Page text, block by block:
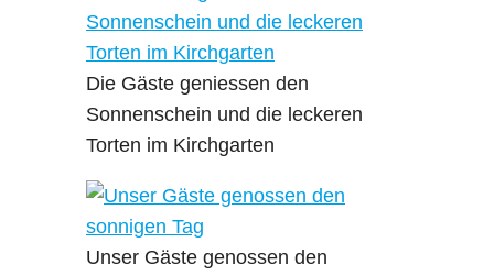
Die Gäste geniessen den
Sonnenschein und die leckeren
Torten im Kirchgarten
Unser Gäste genossen den